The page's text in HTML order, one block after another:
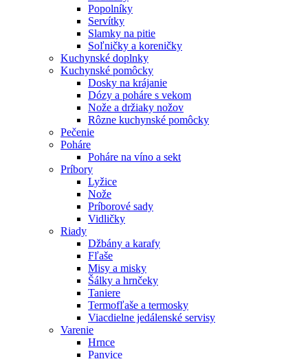
Popolníky
Servítky
Slamky na pitie
Soľničky a koreničky
Kuchynské doplnky
Kuchynské pomôcky
Dosky na krájanie
Dózy a poháre s vekom
Nože a držiaky nožov
Rôzne kuchynské pomôcky
Pečenie
Poháre
Poháre na víno a sekt
Príbory
Lyžice
Nože
Príborové sady
Vidličky
Riady
Džbány a karafy
Fľaše
Misy a misky
Šálky a hrnčeky
Taniere
Termofľaše a termosky
Viacdielne jedálenské servisy
Varenie
Hrnce
Panvice